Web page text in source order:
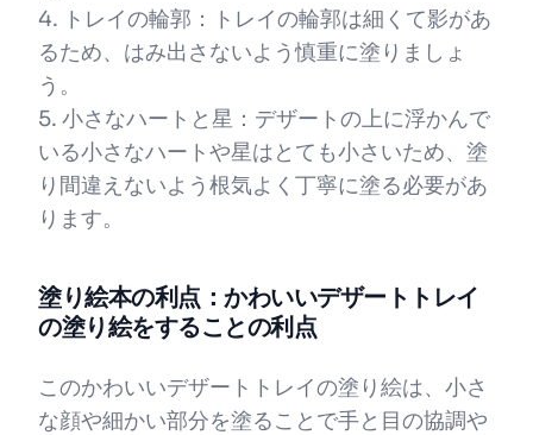
4. トレイの輪郭：トレイの輪郭は細くて影があ
るため、はみ出さないよう慎重に塗りましょ
う。
5. 小さなハートと星：デザートの上に浮かんで
いる小さなハートや星はとても小さいため、塗
り間違えないよう根気よく丁寧に塗る必要があ
ります。
塗り絵本の利点：かわいいデザートトレイ
の塗り絵をすることの利点
このかわいいデザートトレイの塗り絵は、小さ
な顔や細かい部分を塗ることで手と目の協調や